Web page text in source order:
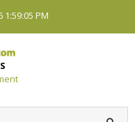
1:59:07 PM